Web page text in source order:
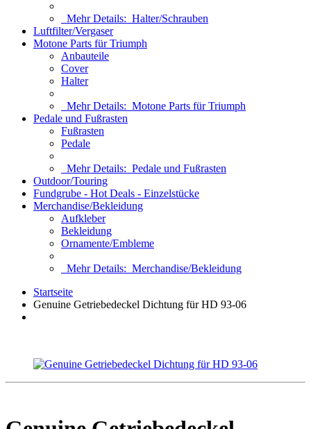
Mehr Details: Halter/Schrauben
Luftfilter/Vergaser
Motone Parts für Triumph
Anbauteile
Cover
Halter
Mehr Details: Motone Parts für Triumph
Pedale und Fußrasten
Fußrasten
Pedale
Mehr Details: Pedale und Fußrasten
Outdoor/Touring
Fundgrube - Hot Deals - Einzelstücke
Merchandise/Bekleidung
Aufkleber
Bekleidung
Ornamente/Embleme
Mehr Details: Merchandise/Bekleidung
Startseite
Genuine Getriebedeckel Dichtung für HD 93-06